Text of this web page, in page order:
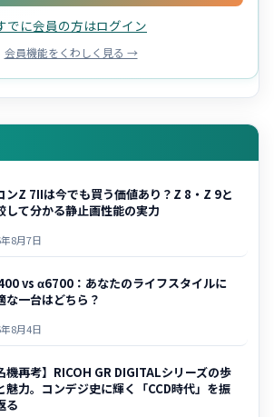
でに会員の方はログイン
会員機能をくわしく見る →
ンZ 7IIは今でも買う価値あり？Z 8・Z 9と
して分かる静止画性能の実力
8月7日
vs α6700：あなたのライフスタイルに
な一台はどちら？
8月4日
機再考】RICOH GR DIGITALシリーズの歩
魅力。コンデジ史に輝く「CCD時代」を振
る